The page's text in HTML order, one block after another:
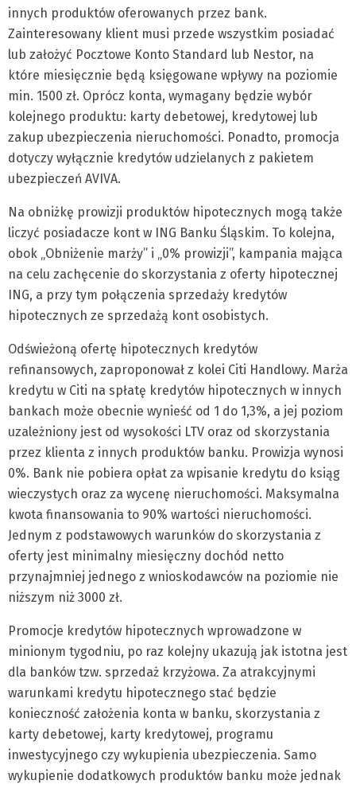
innych produktów oferowanych przez bank.
Zainteresowany klient musi przede wszystkim posiadać
lub założyć Pocztowe Konto Standard lub Nestor, na
które miesięcznie będą księgowane wpływy na poziomie
min. 1500 zł. Oprócz konta, wymagany będzie wybór
kolejnego produktu: karty debetowej, kredytowej lub
zakup ubezpieczenia nieruchomości. Ponadto, promocja
dotyczy wyłącznie kredytów udzielanych z pakietem
ubezpieczeń AVIVA.
Na obniżkę prowizji produktów hipotecznych mogą także
liczyć posiadacze kont w ING Banku Śląskim. To kolejna,
obok „Obniżenie marży” i „0% prowizji”, kampania mająca
na celu zachęcenie do skorzystania z oferty hipotecznej
ING, a przy tym połączenia sprzedaży kredytów
hipotecznych ze sprzedażą kont osobistych.
Odświeżoną ofertę hipotecznych kredytów
refinansowych, zaproponował z kolei Citi Handlowy. Marża
kredytu w Citi na spłatę kredytów hipotecznych w innych
bankach może obecnie wynieść od 1 do 1,3%, a jej poziom
uzależniony jest od wysokości LTV oraz od skorzystania
przez klienta z innych produktów banku. Prowizja wynosi
0%. Bank nie pobiera opłat za wpisanie kredytu do ksiąg
wieczystych oraz za wycenę nieruchomości. Maksymalna
kwota finansowania to 90% wartości nieruchomości.
Jednym z podstawowych warunków do skorzystania z
oferty jest minimalny miesięczny dochód netto
przynajmniej jednego z wnioskodawców na poziomie nie
niższym niż 3000 zł.
Promocje kredytów hipotecznych wprowadzone w
minionym tygodniu, po raz kolejny ukazują jak istotna jest
dla banków tzw. sprzedaż krzyżowa. Za atrakcyjnymi
warunkami kredytu hipotecznego stać będzie
konieczność założenia konta w banku, skorzystania z
karty debetowej, karty kredytowej, programu
inwestycyjnego czy wykupienia ubezpieczenia. Samo
wykupienie dodatkowych produktów banku może jednak